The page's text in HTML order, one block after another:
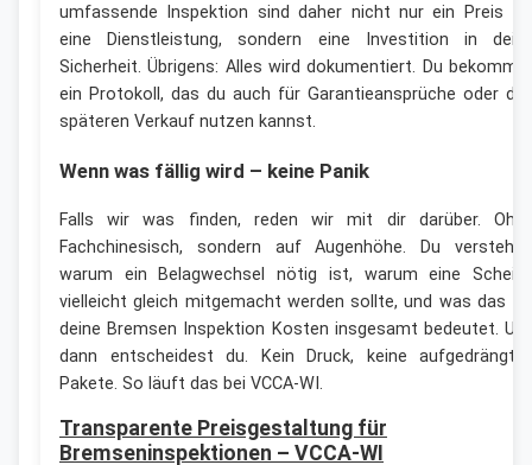
umfassende Inspektion sind daher nicht nur ein Preis
eine Dienstleistung, sondern eine Investition in
Sicherheit. Übrigens: Alles wird dokumentiert. Du
ein Protokoll, das du auch für Garantieansprüche oder
späteren Verkauf nutzen kannst.
Wenn was fällig wird – keine Panik
Falls wir was finden, reden wir mit dir darüber.
Fachchinesisch, sondern auf Augenhöhe. Du
warum ein Belagwechsel nötig ist, warum eine
vielleicht gleich mitgemacht werden sollte, und was das
deine Bremsen Inspektion Kosten insgesamt bedeutet.
dann entscheidest du. Kein Druck, keine
Pakete. So läuft das bei VCCA-WI.
Transparente Preisgestaltung für
Bremseninspektionen – VCCA-WI